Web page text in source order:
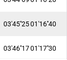
03'45''2501'16''40
03'46''1701'17''30